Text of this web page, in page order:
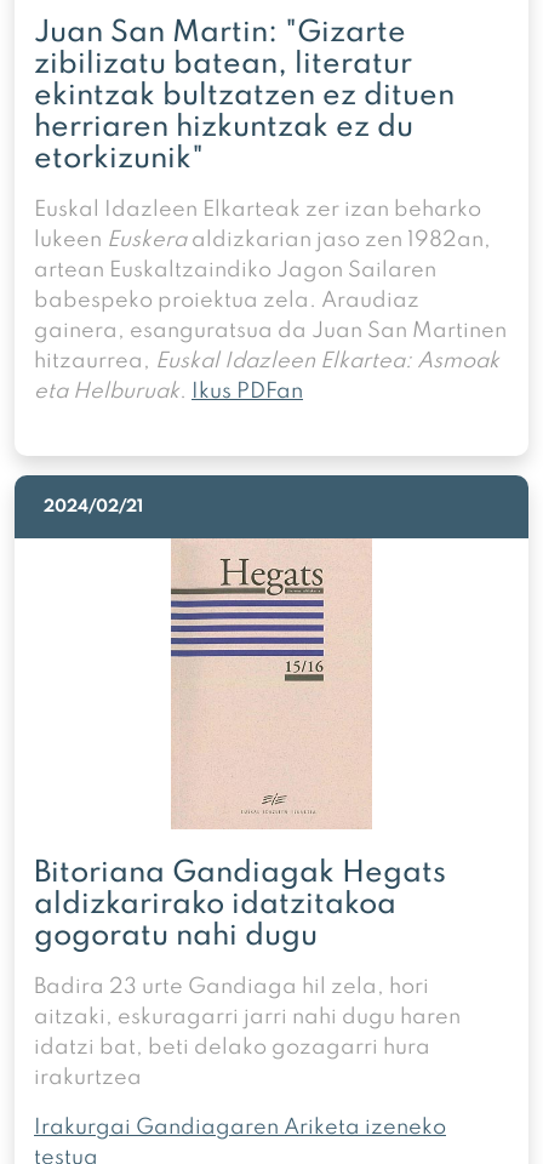
Juan San Martin: "Gizarte
zibilizatu batean, literatur
ekintzak bultzatzen ez dituen
herriaren hizkuntzak ez du
etorkizunik"
Euskal Idazleen Elkarteak zer izan beharko
lukeen Euskera aldizkarian jaso zen 1982an,
artean Euskaltzaindiko Jagon Sailaren
babespeko proiektua zela. Araudiaz
gainera, esanguratsua da Juan San Martinen
hitzaurrea, Euskal Idazleen Elkartea: Asmoak
eta Helburuak. Ikus PDFan
2024/02/21
Bitoriana Gandiagak Hegats
aldizkarirako idatzitakoa
gogoratu nahi dugu
Badira 23 urte Gandiaga hil zela, hori
aitzaki, eskuragarri jarri nahi dugu haren
idatzi bat, beti delako gozagarri hura
irakurtzea
Irakurgai Gandiagaren Ariketa izeneko
testua